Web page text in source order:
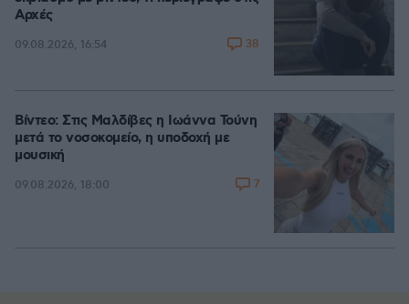
Αρχές
09.08.2026, 16:54 38
Βίντεο: Στις Μαλδίβες η Ιωάννα Τούνη
μετά το νοσοκομείο, η υποδοχή με
μουσική
09.08.2026, 18:00 7